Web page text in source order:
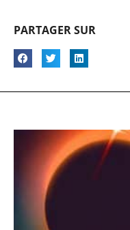
PARTAGER SUR